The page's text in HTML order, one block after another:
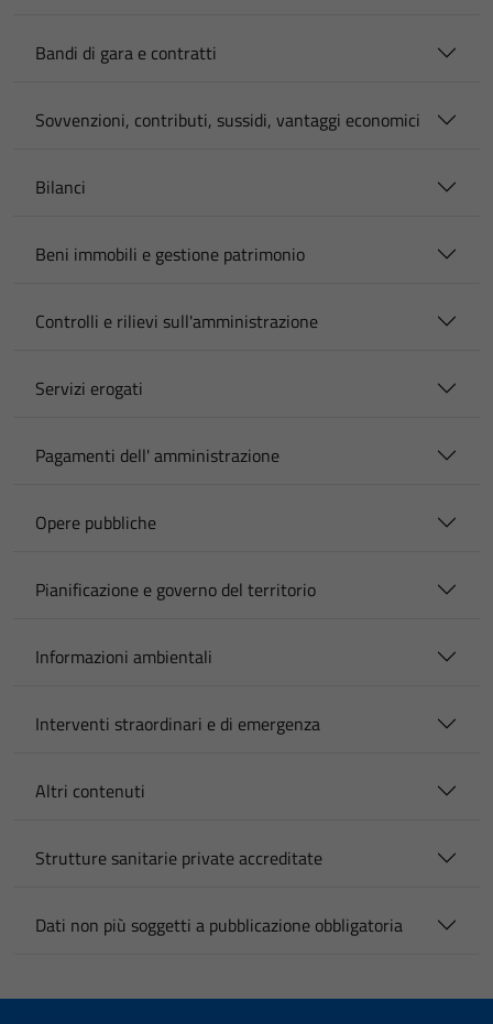
Bandi di gara e contratti
Sovvenzioni, contributi, sussidi, vantaggi economici
Bilanci
Beni immobili e gestione patrimonio
Controlli e rilievi sull'amministrazione
Servizi erogati
Pagamenti dell' amministrazione
Opere pubbliche
Pianificazione e governo del territorio
Informazioni ambientali
Interventi straordinari e di emergenza
Altri contenuti
Strutture sanitarie private accreditate
Dati non più soggetti a pubblicazione obbligatoria